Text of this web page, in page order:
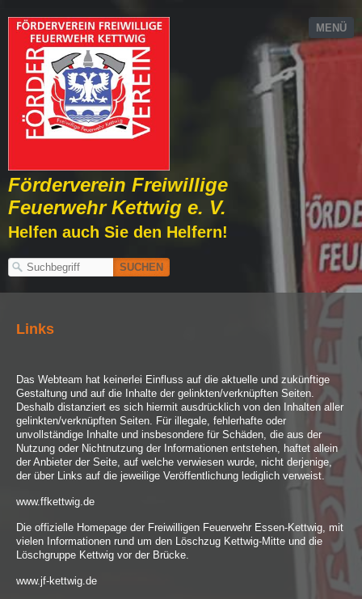
MENÜ
Förderverein Freiwillige
Feuerwehr Kettwig e. V.
Helfen auch Sie den Helfern!
Links
Das Webteam hat keinerlei Einfluss auf die aktuelle und zukünftige
Gestaltung und auf die Inhalte der gelinkten/verknüpften Seiten.
Deshalb distanziert es sich hiermit ausdrücklich von den Inhalten aller
gelinkten/verknüpften Seiten. Für illegale, fehlerhafte oder
unvollständige Inhalte und insbesondere für Schäden, die aus der
Nutzung oder Nichtnutzung der Informationen entstehen, haftet allein
der Anbieter der Seite, auf welche verwiesen wurde, nicht derjenige,
der über Links auf die jeweilige Veröffentlichung lediglich verweist.
www.ffkettwig.de
Die offizielle Homepage der Freiwilligen Feuerwehr Essen-Kettwig, mit
vielen Informationen rund um den Löschzug Kettwig-Mitte und die
Löschgruppe Kettwig vor der Brücke.
www.jf-kettwig.de